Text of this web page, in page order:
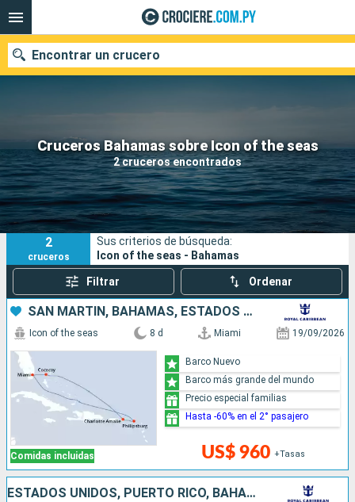
Cruceros Bahamas sobre Icon of the seas
2 cruceros encontrados
Encontrar un crucero
Nuestros destinos
Fecha de salida
Puertos Compañías
Buscar
2
cruceros
Sus criterios de búsqueda:
Icon of the seas - Bahamas
Filtrar Ordenar
SAN MARTÍN, BAHAMAS, ESTADOS UNIDOS
Comidas incluidas
Icon of the seas 8 d Miami 19/09/2026
US$ 960 +Tasas
Barco Nuevo
Barco más grande del mundo
Precio especial familias
Hasta -60% en el 2° pasajero
ESTADOS UNIDOS, PUERTO RICO, BAHAMAS